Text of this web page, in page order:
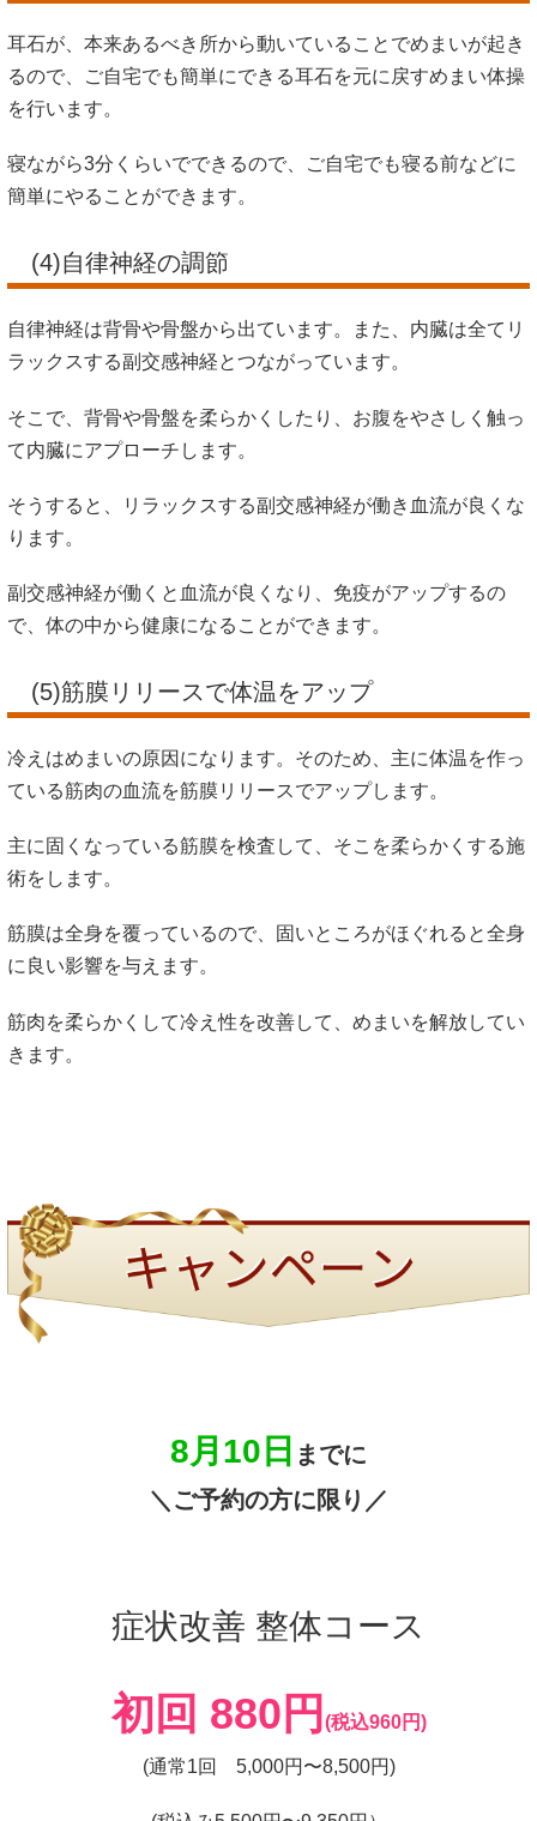
耳石が、本来あるべき所から動いていることでめまいが起き
るので、ご自宅でも簡単にできる耳石を元に戻すめまい体操
を行います。
寝ながら3分くらいでできるので、ご自宅でも寝る前などに
簡単にやることができます。
(4)自律神経の調節
自律神経は背骨や骨盤から出ています。また、内臓は全てリ
ラックスする副交感神経とつながっています。
そこで、背骨や骨盤を柔らかくしたり、お腹をやさしく触っ
て内臓にアプローチします。
そうすると、リラックスする副交感神経が働き血流が良くな
ります。
副交感神経が働くと血流が良くなり、免疫がアップするの
で、体の中から健康になることができます。
(5)筋膜リリースで体温をアップ
冷えはめまいの原因になります。そのため、主に体温を作っ
ている筋肉の血流を筋膜リリースでアップします。
主に固くなっている筋膜を検査して、そこを柔らかくする施
術をします。
筋膜は全身を覆っているので、固いところがほぐれると全身
に良い影響を与えます。
筋肉を柔らかくして冷え性を改善して、めまいを解放してい
きます。
8月10日 までに
＼ご予約の方に限り／
症状改善 整体コース
初回 880円 (税込960円)
(通常1回 5,000円〜8,500円)